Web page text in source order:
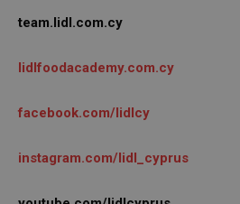
team.lidl.com.cy
lidlfoodacademy.com.cy
facebook.com/lidlcy
instagram.com/lidl_cyprus